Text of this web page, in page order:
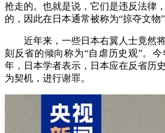
抢走的。也就是说，它们是违反法律
的，因此在日本通常被称为“掠夺文物”
近年来，一些日本右翼人士竟然将
刻反省的倾向称为“自虐历史观”。
年，日本学者表示，日本应在反省历
为契机，进行谢罪。